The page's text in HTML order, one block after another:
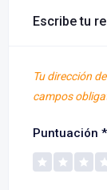
Escribe tu
Tu dirección
campos
Puntuación *